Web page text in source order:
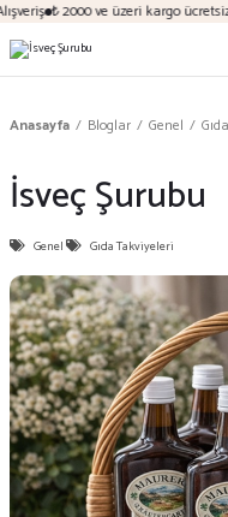
₺ 2000 ve üzeri kargo ücretsiz
Anasayfa Bloglar Genel
İsveç Şurubu
Genel Gıda Takviyeleri